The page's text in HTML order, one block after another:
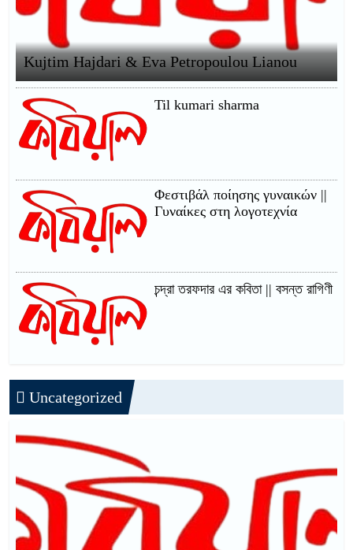
Kujtim Hajdari & Eva Petropoulou Lianou
Til kumari sharma
Φεστιβάλ ποίησης γυναικών ||
Γυναίκες στη λογοτεχνία
চন্দ্রা তরফদার এর কবিতা || বসন্ত রাগিণী
Uncategorized